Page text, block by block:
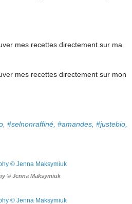
mes recettes directement sur ma
mes recettes directement sur mon
#selnonraffiné, #amandes, #justebio,
© Jenna Maksymiuk